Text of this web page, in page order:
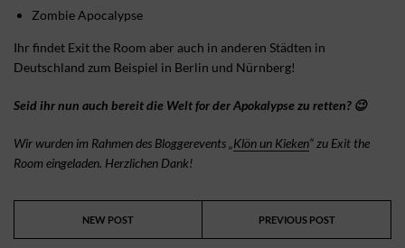
Zombie Apocalypse
Ihr findet Exit the Room aber auch in anderen Städten in
Deutschland zum Beispiel in Berlin und Nürnberg!
Seid ihr nun auch bereit die Welt for der Apokalypse zu retten? 😉
Wir wurden im Rahmen des Bloggerevents „ Klön un Kieken“ zu Exit the
Room eingeladen. Herzlichen Dank!
NEW POST PREVIOUS POST